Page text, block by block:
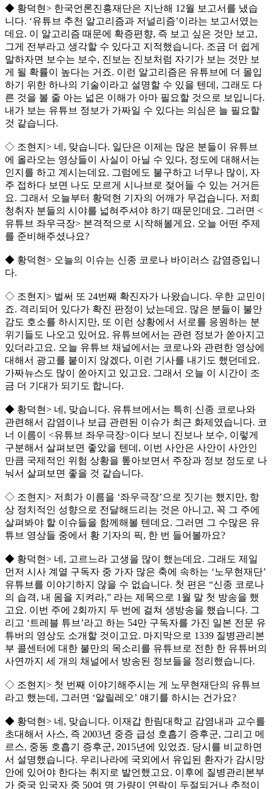
◆ 황덕현> 한국언론진흥재단은 지난해 12월 보고서를 냈습
니다. ‘유튜브 추천 알고리즘과 저널리즘’이라는 보고서였는
데요. 이 알고리즘 때문에 확증편향, 즉 보고 싶은 것만 보고,
그게 전부라고 생각할 수 있다고 지적했습니다. 조금 더 쉽게
말하자면 보수는 보수, 진보는 진보처럼 자기가 보는 것만 보
게 될 확률이 높다는 거죠. 이런 알고리즘은 유튜브에 더 몰입
하기 위한 하나의 기술이라고 설명할 수 있을 텐데, 그래도 다
른 것을 볼 줄 아는 넓은 이해가 아마 필요할 것으로 보입니다.
내가 보는 유튜브 정보가 가짜일 수 있다는 의심은 늘 필요할
것 같습니다.
◇ 조현지> 네, 맞습니다. 일단은 이제는 많은 분들이 유튜브
에 올라오는 영상들이 사실이 아닐 수 있다, 정도에 대해서는
인지를 하고 계시는데요. 그럼에도 불구하고 너무나 많이, 자
주 접하다 보면 나도 모르게 시나브로 젖어들 수 있는 거거든
요. 그래서 오늘부터 황덕현 기자의 어깨가 무겁습니다. 저희
청취자 분들의 시야를 넓혀주셔야 하기 때문인데요. 그러면 <
유튜브 좌우극장> 본격적으로 시작해볼게요. 오늘 어떤 주제
를 준비해주셨나요?
◆ 황덕현> 오늘의 이슈는 신종 코로나 바이러스 감염증입니
다.
◇ 조현지> 벌써 또 24번째 확진자가 나왔습니다. 우한 교민이
죠. 격리되어 있다가 확진 판정이 났는데요. 많은 분들이 불안
감도 호소를 하시지만, 또 이런 상황에서 서로를 응원하는 분
위기들도 나오고 있어요. 유튜브에서는 관련 정보가 쏟아지고
있더라고요. 오늘 유튜브 채널에서는 코로나와 관련한 영상에
대해서 광고를 붙이지 않겠다, 이런 기사를 내기도 했던데요.
가짜뉴스도 많이 쏟아지고 있고요. 그래서 오늘 이 시간이 조
금 더 기대가 되기도 합니다.
◆ 황덕현> 네, 맞습니다. 유튜브에서는 특히 신종 코로나와
관련해서 감염이나 보급 관련된 이슈가 최근 화제였습니다. 코
너 이름이 <유튜브 좌우극장>이다 보니 진보나 보수, 이렇게
구분해서 살펴보면 좋았을 텐데, 이번 사안은 사안이 사안인
만큼 국제적인 위험 상황을 톺아보면서 주장과 정보 정도로 나
눠서 살펴보면 좋을 것 같습니다.
◇ 조현지> 저희가 이름을 ‘좌우극장’으로 짓기는 했지만, 항
상 정치적인 성향으로 전달해드리는 것은 아니고, 꼭 그 주에
살펴봐야 할 이슈들을 함께해볼 텐데요. 그러면 그 수많은 유
튜브 영상들 중에서 황 기자의 픽, 한 번 들어볼까요?
◆ 황덕현> 네, 고르느라 고생을 많이 했는데요. 그래도 제일
먼저 시사 계열 구독자 중 가자 많은 축에 속하는 ‘노무현재단’
유튜브를 이야기하지 않을 수 없습니다. 첫 편은 “신종 코로나
의 습격, 내 몸을 지켜라,” 라는 제목으로 1월 말 첫 방송을 했
고요. 이번 주에 2회까지 두 번에 걸쳐 생방송을 했습니다. 그
리고 ‘트레블 튜브’라고 하는 54만 구독자를 가진 일본 전문 유
튜버의 영상도 소개할 것이고요. 마지막으로 1339 질병관리본
부 콜센터에 대한 불만의 목소리를 유튜브로 전한 한 유튜버의
사연까지 세 개의 채널에서 방송된 정보들을 정리했습니다.
◇ 조현지> 첫 번째 이야기해주시는 게 노무현재단의 유튜브
라고 했는데, 그러면 ‘알릴레오’ 얘기를 하시는 건가요?
◆ 황덕현> 네, 맞습니다. 이재갑 한림대학교 감염내과 교수를
초대해서 사스, 즉 2003년 중증 급성 호흡기 증후군, 그리고 메
르스, 중동 호흡기 증후군, 2015년에 있었죠. 당시를 비교하면
서 설명했습니다. 우리나라에 국외에서 유입된 환자가 감시망
안에 있어야 한다는 취지로 발언했고요. 이후에 질병관리본부
가 중국 입국자 중 50여 명 가량이 연락이 두절되거나 추적이